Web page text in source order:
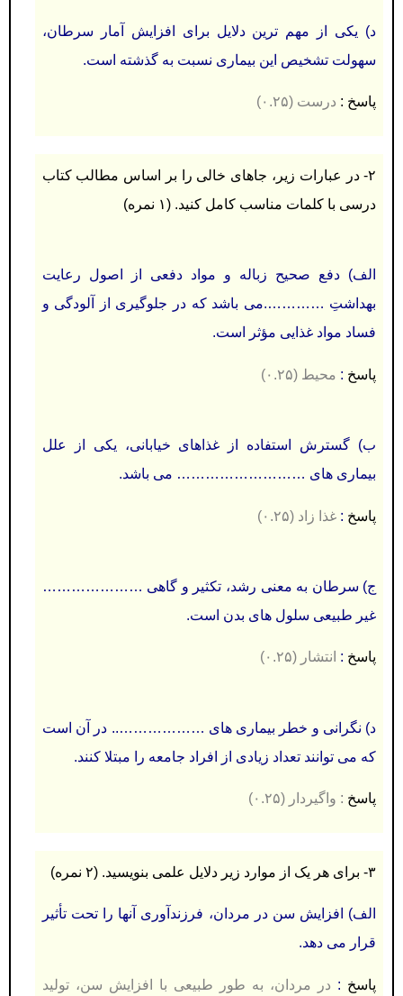
د) يکی از مهم ترين دلايل برای افزايش آمار سرطان،
سهولت تشخیص اين بیماری نسبت به گذشته است.
پاسخ : درست (۰.۲۵)
۲- در عبارات زير، جاهای خالی را بر اساس مطالب كتاب
درسی با كلمات مناسب كامل كنید. (۱ نمره)
الف) دفع صحیح زباله و مواد دفعی از اصول رعايت
بهداشتِ ………….می باشد كه در جلوگیری از آلودگی و
فساد مواد غذايی مؤثر است.
پاسخ : محیط (۰.۲۵)
ب) گسترش استفاده از غذاهای خیابانی، يکی از علل
بیماری های ……………………… می باشد.
پاسخ : غذا زاد (۰.۲۵)
ج) سرطان به معنی رشد، تکثیر و گاهی …………………
غیر طبیعی سلول های بدن است.
پاسخ : انتشار (۰.۲۵)
د) نگرانی و خطر بیماری های ……………….. در آن است
كه می توانند تعداد زيادی از افراد جامعه را مبتلا كنند.
پاسخ : واگیردار (۰.۲۵)
۳- برای هر يک از موارد زير دلايل علمی بنويسید. (۲ نمره)
الف) افزايش سن در مردان، فرزندآوری آنها را تحت تأثیر
قرار می دهد.
پاسخ : در مردان، به طور طبیعی با افزایش سن، تولید